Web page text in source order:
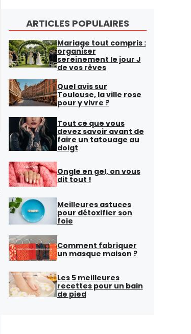
ARTICLES POPULAIRES
Mariage tout compris :
organiser
sereinement le jour J
de vos rêves
Quel avis sur
Toulouse, la ville rose
pour y vivre ?
Tout ce que vous
devez savoir avant de
faire un tatouage au
doigt
Ongle en gel, on vous
dit tout !
Meilleures astuces
pour détoxifier son
foie
Comment fabriquer
un masque maison ?
Les 5 meilleures
recettes pour un bain
de pied